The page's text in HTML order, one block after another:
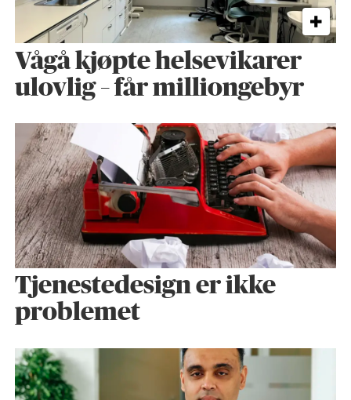
Vågå kjøpte helse­vikarer
ulovlig – får milliongebyr
Tjenestedesign er ikke
problemet